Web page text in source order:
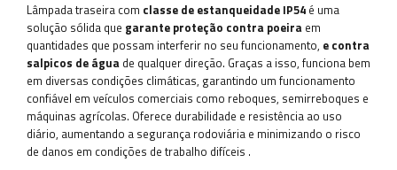
Lâmpada traseira com classe de estanqueidade IP54 é uma
solução sólida que garante proteção contra poeira em
quantidades que possam interferir no seu funcionamento, e contra
salpicos de água de qualquer direção. Graças a isso, funciona bem
em diversas condições climáticas, garantindo um funcionamento
confiável em veículos comerciais como reboques, semirreboques e
máquinas agrícolas. Oferece durabilidade e resistência ao uso
diário, aumentando a segurança rodoviária e minimizando o risco
de danos em condições de trabalho difíceis .